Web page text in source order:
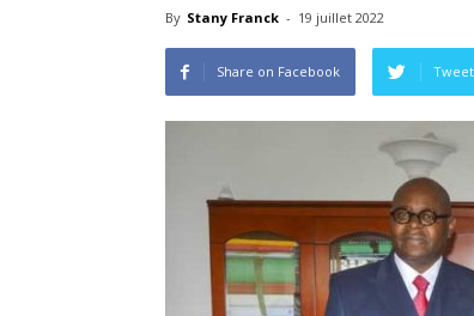
By Stany Franck - 19 juillet 2022
Share on Facebook